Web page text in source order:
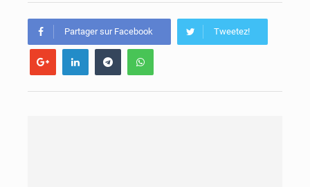
Partager sur Facebook Tweetez!